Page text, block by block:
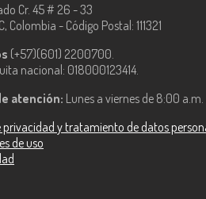
Cr. 45 # 26 - 33
Colombia - Código Postal: 111321
(+57)(601) 2200700.
nacional: 018000123414.
atención: Lunes a viernes de 8:00
privacidad y tratamiento de datos
de uso